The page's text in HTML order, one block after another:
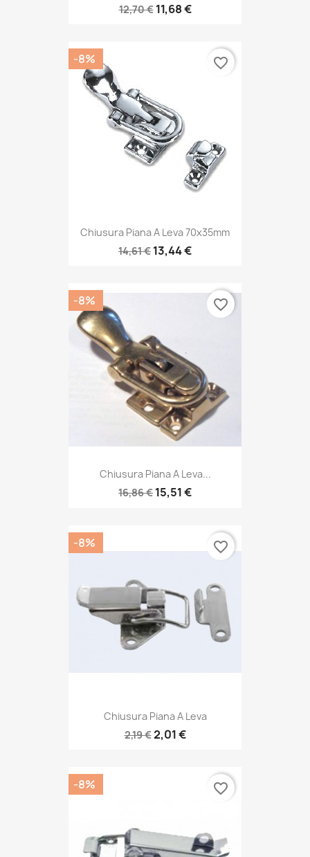
12,70 € 11,68 €
Chiusura Piana A Leva 70x35mm
14,61 € 13,44 €
-8% favorite_border
Chiusura Piana A Leva...
16,86 € 15,51 €
-8% favorite_border
Chiusura Piana A Leva
2,19 €2,01 €
-8% favorite_border
-8% favorite_border